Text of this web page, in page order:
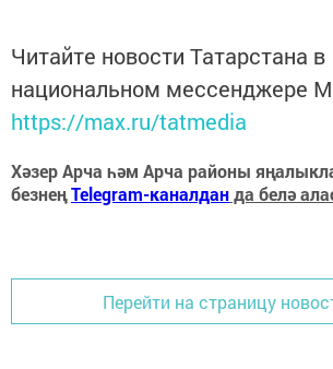
Читайте новости Татарстана в
национальном мессенджере
https://max.ru/tatmedia
Хәзер Арча һәм Арча районы
безнеңTelegram-каналданда белә
Перейти на страницу